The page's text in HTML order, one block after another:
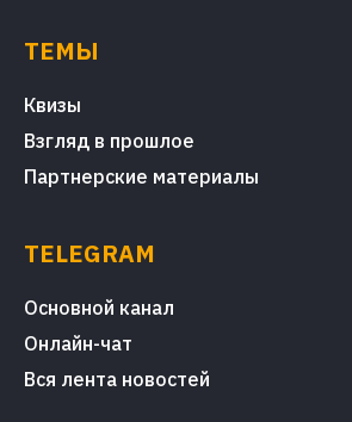
ТЕМЫ
Квизы
Взгляд в прошлое
Партнерские материалы
TELEGRAM
Основной канал
Онлайн-чат
Вся лента новостей